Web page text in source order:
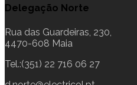
Delegação Norte
Rua das Guardeiras, 230,
4470-608 Maia
Tel.:(351) 22 716 06 27